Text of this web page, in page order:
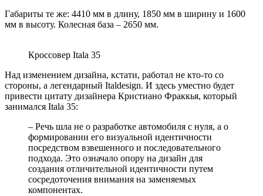
Габариты те же: 4410 мм в длину, 1850 мм в ширину и 1600
мм в высоту. Колесная база – 2650 мм.
Кроссовер Itala 35
Над изменением дизайна, кстати, работал не кто-то со
стороны, а легендарный Italdesign. И здесь уместно будет
привести цитату дизайнера Кристиано Фраккья, который
занимался Itala 35:
– Речь шла не о разработке автомобиля с нуля, а о
формировании его визуальной идентичности
посредством взвешенного и последовательного
подхода. Это означало опору на дизайн для
создания отличительной идентичности путем
сосредоточения внимания на заменяемых
компонентах.